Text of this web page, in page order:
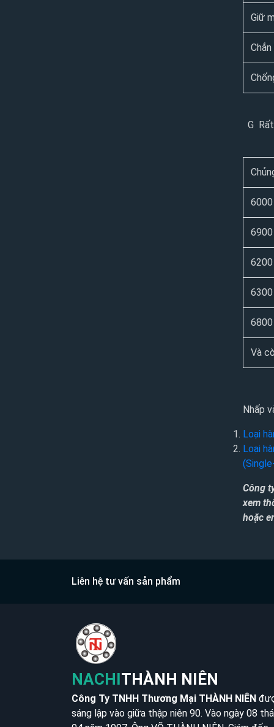
Giữ
Chắn
G
6000
6900
6200
6300
6800
Và
Nhấp
Loại
Loại
Công
xem
hoặc
Liên hệ tư vấn sản phẩm
NACHITHÀNH NIÊN
Công Ty TNHH Thương Mại THÀNH NIÊN
sáng lập vào giữa thập niên 90. Vào ngày 08